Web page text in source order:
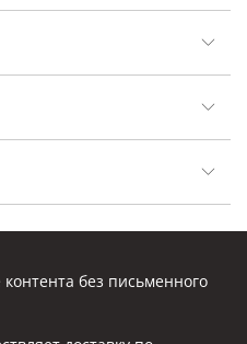
без письменного